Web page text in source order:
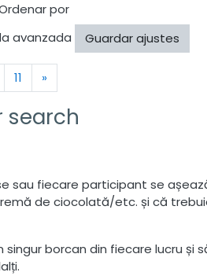
por
avanzada
11 »Siguiente
search
sau fiecare participant se
de ciocolată/etc. și că
borcan din fiecare lucru și